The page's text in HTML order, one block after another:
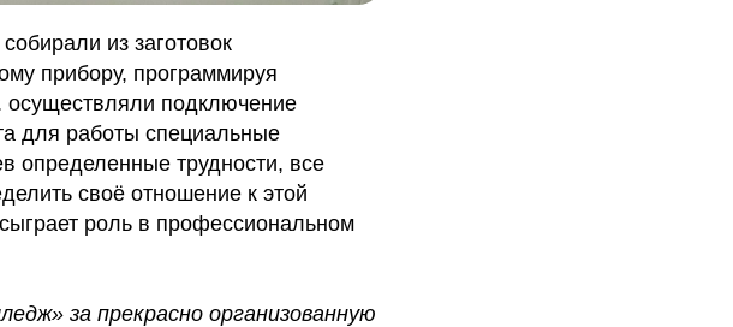
из заготовок
прибору, программируя
осуществляли подключение
для работы специальные
определенные трудности, все
своё отношение к этой
роль в профессиональном
за прекрасно организованную